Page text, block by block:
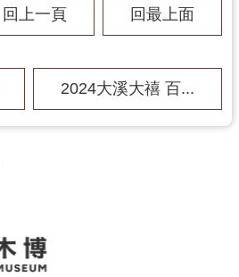
回上一頁 回最上面
2024大溪大禧 百...